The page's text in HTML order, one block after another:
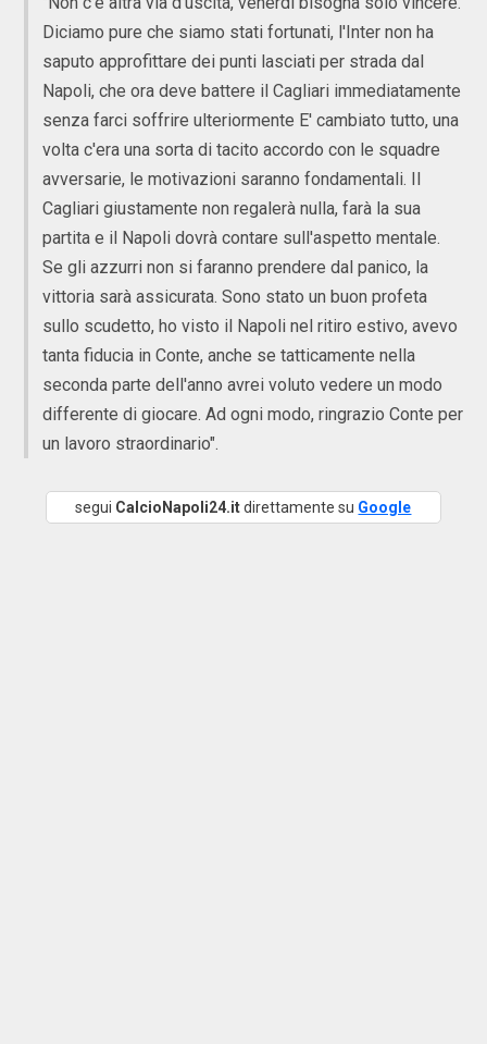
Diciamo pure che siamo stati fortunati, l'Inter non ha
saputo approfittare dei punti lasciati per strada dal
Napoli, che ora deve battere il Cagliari immediatamente
senza farci soffrire ulteriormente E' cambiato tutto, una
volta c'era una sorta di tacito accordo con le squadre
avversarie, le motivazioni saranno fondamentali. Il
Cagliari giustamente non regalerà nulla, farà la sua
partita e il Napoli dovrà contare sull'aspetto mentale.
Se gli azzurri non si faranno prendere dal panico, la
vittoria sarà assicurata. Sono stato un buon profeta
sullo scudetto, ho visto il Napoli nel ritiro estivo, avevo
tanta fiducia in Conte, anche se tatticamente nella
seconda parte dell'anno avrei voluto vedere un modo
differente di giocare. Ad ogni modo, ringrazio Conte per
un lavoro straordinario".
segui CalcioNapoli24.itdirettamente su Google